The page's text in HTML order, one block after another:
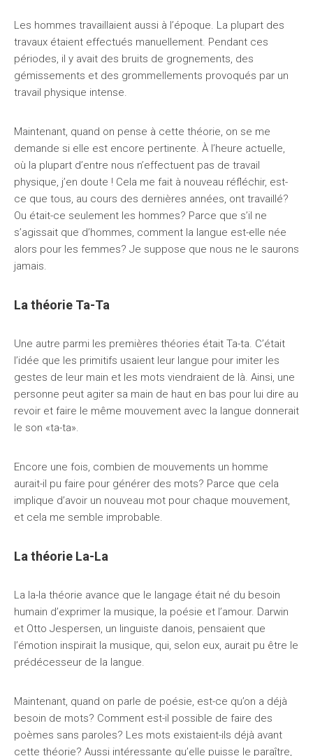
Les hommes travaillaient aussi à l’époque. La plupart des
travaux étaient effectués manuellement. Pendant ces
périodes, il y avait des bruits de grognements, des
gémissements et des grommellements provoqués par un
travail physique intense.
Maintenant, quand on pense à cette théorie, on se me
demande si elle est encore pertinente. À l’heure actuelle,
où la plupart d’entre nous n’effectuent pas de travail
physique, j’en doute ! Cela me fait à nouveau réfléchir, est-
ce que tous, au cours des dernières années, ont travaillé?
Ou était-ce seulement les hommes? Parce que s’il ne
s’agissait que d’hommes, comment la langue est-elle née
alors pour les femmes? Je suppose que nous ne le saurons
jamais.
La théorie Ta-Ta
Une autre parmi les premières théories était Ta-ta. C’était
l’idée que les primitifs usaient leur langue pour imiter les
gestes de leur main et les mots viendraient de là. Ainsi, une
personne peut agiter sa main de haut en bas pour lui dire au
revoir et faire le même mouvement avec la langue donnerait
le son «ta-ta».
Encore une fois, combien de mouvements un homme
aurait-il pu faire pour générer des mots? Parce que cela
implique d’avoir un nouveau mot pour chaque mouvement,
et cela me semble improbable.
La théorie La-La
La la-la théorie avance que le langage était né du besoin
humain d’exprimer la musique, la poésie et l’amour. Darwin
et Otto Jespersen, un linguiste danois, pensaient que
l’émotion inspirait la musique, qui, selon eux, aurait pu être le
prédécesseur de la langue.
Maintenant, quand on parle de poésie, est-ce qu’on a déjà
besoin de mots? Comment est-il possible de faire des
poèmes sans paroles? Les mots existaient-ils déjà avant
cette théorie? Aussi intéressante qu’elle puisse le paraître,